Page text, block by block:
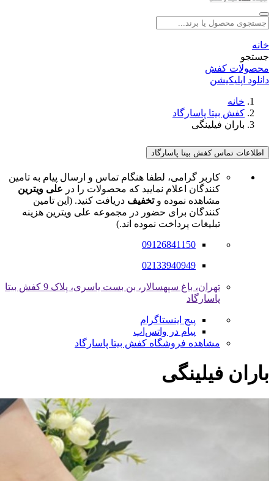
خانه
جستجو
محصولات کفش
دانلود اپلیکیشن
خانه
کفش بیتا پاسارگاد
باران فیلینگی
اطلاعات تماس کفش بیتا پاسارگاد
کاربر گرامی، لطفا هنگام تماس و ارسال پیام به تامین
کنندگان اعلام نمایید که محصولات را در علی ویترین
مشاهده نموده وتخفیف دریافت کنید. (این تامین
کنندگان برای حضور در مجموعه علی ویترین هزینه
تبلیغات پرداخت نموده اند.)
09126841150
02133940949
تهران، باغ سپهسالار، بن بست یاسری، پلاک 9 کفش بیتا
پاسارگاد
پیج اینستاگرام
پیام در واتس‌اپ
مشاهده فروشگاه کفش بیتا پاسارگاد
باران فیلینگی